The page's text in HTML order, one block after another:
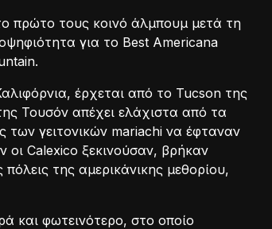
πρώτο τους κοινό άλμπουμ μετά τη
για το Best Americana
έρχεται από το Tucson της
Τουσόν απέχει ελάχιστα από τα
των γειτονικών mariachi να έφταναν
Calexico ξεκινούσαν, βρήκαν
της αμερικάνικης μεθορίου,
και φωτεινότερο, στο οποίο